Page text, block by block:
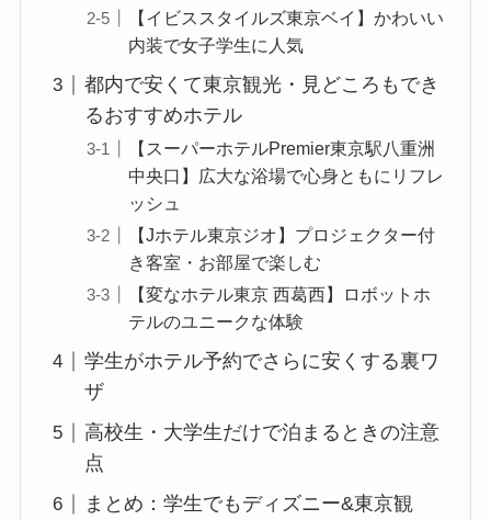
【イビススタイルズ東京ベイ】かわいい
内装で女子学生に人気
都内で安くて東京観光・見どころもでき
るおすすめホテル
【スーパーホテルPremier東京駅八重洲
中央口】広大な浴場で心身ともにリフレ
ッシュ
【Jホテル東京ジオ】プロジェクター付
き客室・お部屋で楽しむ
【変なホテル東京 西葛西】ロボットホ
テルのユニークな体験
学生がホテル予約でさらに安くする裏ワ
ザ
高校生・大学生だけで泊まるときの注意
点
まとめ：学生でもディズニー&東京観